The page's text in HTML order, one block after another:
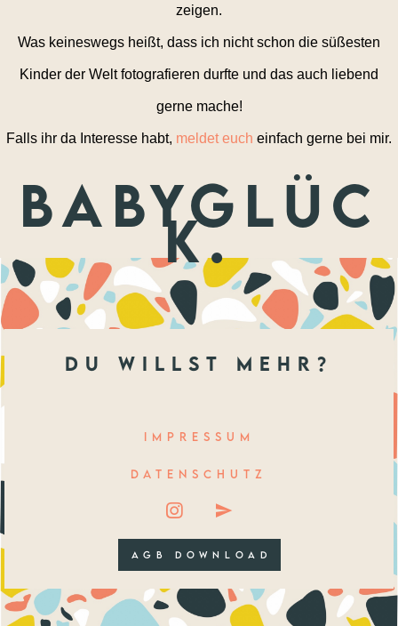
zeigen.
Was keineswegs heißt, dass ich nicht schon die süßesten
Kinder der Welt fotografieren durfte und das auch liebend
gerne mache!
Falls ihr da Interesse habt, meldet euch einfach gerne bei mir.
Babyglüc
k.
du willst mehr?
IMPRESSUM
DATENSCHUTZ
AGB DOWNLOAD